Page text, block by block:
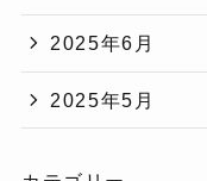
2025年6月
2025年5月